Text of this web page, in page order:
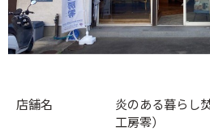
店舗名
炎のある暮らし
工房零）